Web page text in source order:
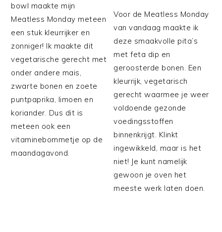
bowl maakte mijn
Meatless Monday meteen
een stuk kleurrijker en
zonniger! Ik maakte dit
vegetarische gerecht met
onder andere mais,
zwarte bonen en zoete
puntpaprika, limoen en
koriander. Dus dit is
meteen ook een
vitaminebommetje op de
maandagavond.
Voor de Meatless Monday
van vandaag maakte ik
deze smaakvolle pita’s
met feta dip en
geroosterde bonen. Een
kleurrijk, vegetarisch
gerecht waarmee je weer
voldoende gezonde
voedingsstoffen
binnenkrijgt. Klinkt
ingewikkeld, maar is het
niet! Je kunt namelijk
gewoon je oven het
meeste werk laten doen.